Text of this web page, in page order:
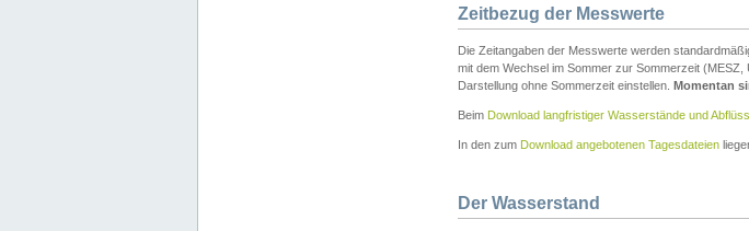
Zeitbezug der Messwerte
Die Zeitangaben der Messwerte werden
mit dem Wechsel im Sommer zur Sommerzeit (MESZ,
Darstellung ohne Sommerzeit einstellen. Momentan
Beim Download langfristiger Wasserstände und
In den zum Download angebotenen Tagesdateien
Der Wasserstand